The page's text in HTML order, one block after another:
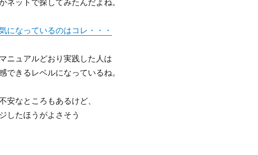
ネットで探してみたんだよね。
になっているのはコレ・・・
ニュアルどおり実践した人は
できるレベルになっているね。
安なところもあるけど、
したほうがよさそう